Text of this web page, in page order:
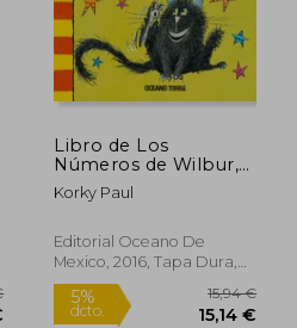
Libro de Los
Números de Wilbur,
El
Korky Paul
Editorial Oceano De
Mexico, 2016, Tapa Dura,
Nuevo